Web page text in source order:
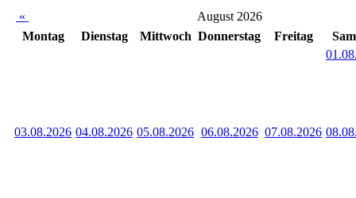
«
August 2026
Montag
Dienstag Mittwoch Donnerstag Freitag
03.08.2026 04.08.2026 05.08.2026 06.08.2026 07.08.2026